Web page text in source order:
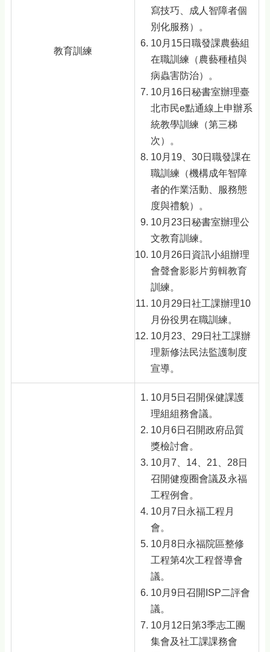
教育訓練
寫技巧、成人智障者個
別化服務）。
10月15日職發課農藝組
在職訓練（農藝種植與
病蟲害防治）。
10月16日秘書室辦理臺
北市民e點通線上申辦系
統教學訓練（第三梯
次）。
10月19、30日職發課在
職訓練（機構成年智障
者的作業活動、服務態
度與禮貌）。
10月23日秘書室辦理公
文教育訓練。
10月26日資訊小組辦理
會聲會影影片剪輯教育
訓練。
10月29日社工課辦理10
月份役男在職訓練。
10月23、29日社工課辦
理新修法民法監護制度
宣導。
10月5日召開保健課護
理組組務會議。
10月6日召開政府品質
獎檢討會。
10月7、14、21、28日
召開健瘦圈會議及永福
工程例會。
10月7日永福工程月
會。
10月8日永福院區整修
工程第4次工程督導會
議。
10月9日召開ISP二評會
議。
10月12日第3季志工團
集會及社工課課務會